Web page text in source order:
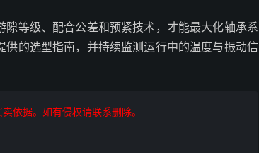
等级、配合公差和预紧技术，才能最大化轴承系
的选型指南，并持续监测运行中的温度与振动信
依据。如有侵权请联系删除。